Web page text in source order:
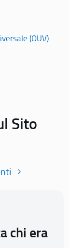
(OUV)
Sito
chi era